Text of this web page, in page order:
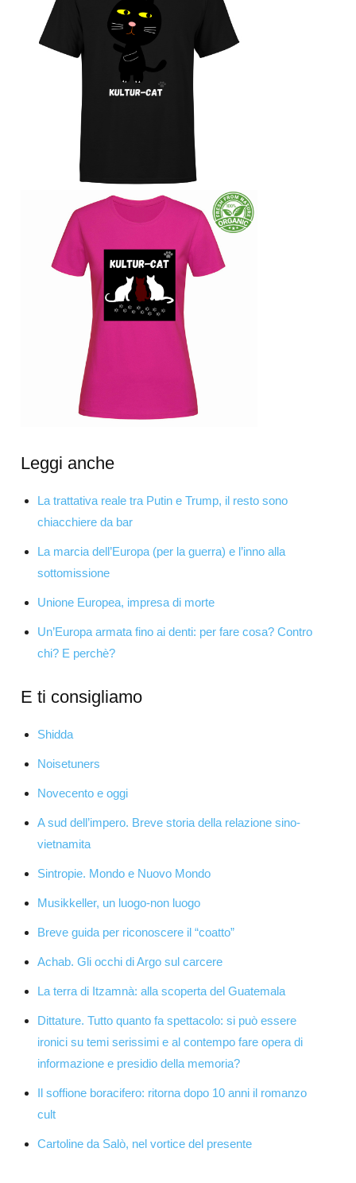
Leggi anche
La trattativa reale tra Putin e Trump, il resto sono
chiacchiere da bar
La marcia dell’Europa (per la guerra) e l’inno alla
sottomissione
Unione Europea, impresa di morte
Un’Europa armata fino ai denti: per fare cosa? Contro
chi? E perchè?
E ti consigliamo
Shidda
Noisetuners
Novecento e oggi
A sud dell’impero. Breve storia della relazione sino-
vietnamita
Sintropie. Mondo e Nuovo Mondo
Musikkeller, un luogo-non luogo
Breve guida per riconoscere il “coatto”
Achab. Gli occhi di Argo sul carcere
La terra di Itzamnà: alla scoperta del Guatemala
Dittature. Tutto quanto fa spettacolo: si può essere
ironici su temi serissimi e al contempo fare opera di
informazione e presidio della memoria?
Il soffione boracifero: ritorna dopo 10 anni il romanzo
cult
Cartoline da Salò, nel vortice del presente